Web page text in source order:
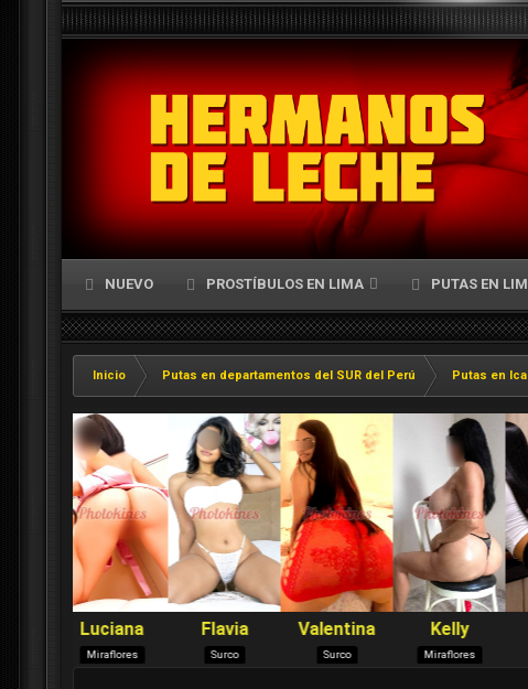
NUEVO PROSTÍBULOS EN LIMA PUTAS EN
Inicio Putas en departamentos del SUR del Perú Putas en Ica